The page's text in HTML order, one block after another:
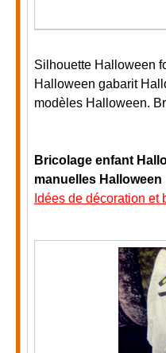
Silhouette Halloween
Halloween gabarit
modèles Halloween.
Bricolage enfant
manuelles Halloween
Idées de décoration